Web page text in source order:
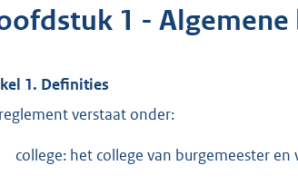
1 - Algemene
1. Definities
verstaat onder:
college: het college van burgemeester